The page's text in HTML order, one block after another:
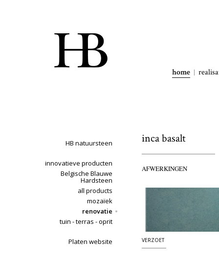
home
HB natuursteen
innovatieve producten
Belgische Blauwe
Hardsteen
all products
mozaïek
renovatie
tuin - terras - oprit
Platen website
inca basalt
AFWERKINGEN
VERZOET